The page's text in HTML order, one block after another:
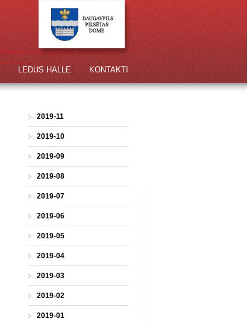
KONTAKTI
LEDUS HALLE
2019-11
2019-10
2019-09
2019-08
2019-07
2019-06
2019-05
2019-04
2019-03
2019-02
2019-01